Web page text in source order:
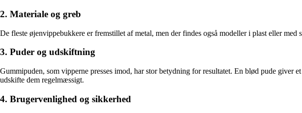
2. Materiale og greb
De fleste øjenvippebukkere er fremstillet af metal, men der findes også modeller i plast eller
3. Puder og udskiftning
Gummipuden, som vipperne presses imod, har stor betydning for resultatet. En blød pude giver
udskifte dem regelmæssigt.
4. Brugervenlighed og sikkerhed